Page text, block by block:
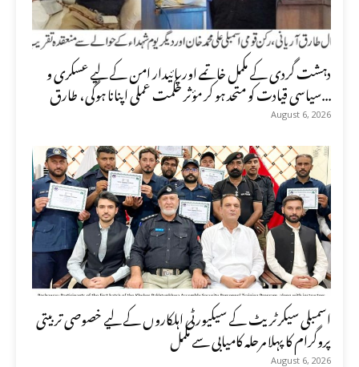
دہشت گردی کے مکمل خاتمے اور پائیدار امن کے لیے عسکری و
سیاسی قیادت کو متحد ہو کر مؤثر حکمت عملی اپنانا ہوگی، طارق...
August 6, 2026
اسمبلی سیکرٹریٹ کے سیکیورٹی اہلکاروں کے لیے خصوصی تربیتی
پروگرام کا پہلا مرحلہ کامیابی سے مکمل
August 6, 2026